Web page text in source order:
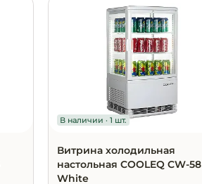
Витрина холодильная
настольная COOLEQ CW-58
White
В наличии · 1 шт.